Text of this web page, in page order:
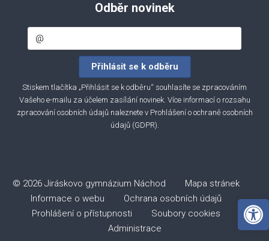
Odběr novinek
Stiskem tlačítka „Přihlásit se k odběru“ souhlasíte se zpracováním
Vašeho e-mailu za účelem zasílání novinek. Více informací o rozsahu
zpracování osobních údajů naleznete v Prohlášení o ochraně osobních
údajů (GDPR).
© 2026 Jiráskovo gymnázium Náchod Mapa stránek
Informace o webu
Ochrana osobních údajů
Prohlášení o přístupnosti
Soubory cookies
Administrace